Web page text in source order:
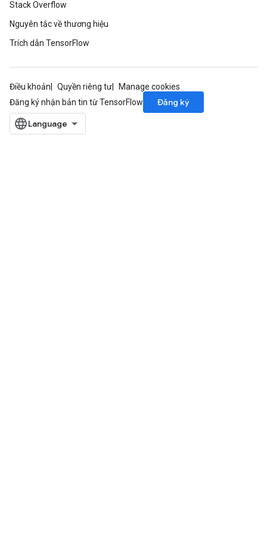
Stack Overflow
Nguyên tắc về thương hiệu
Trích dẫn TensorFlow
Điều khoản Quyền riêng tư
Manage cookies
Đăng ký nhận bản tin từ TensorFlow
Đăng ký